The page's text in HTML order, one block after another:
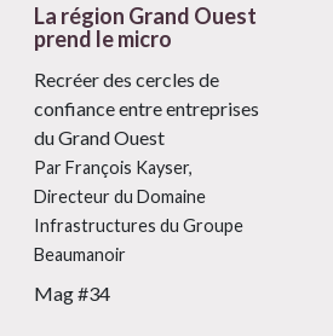
La région Grand Ouest
prend le micro
Recréer des cercles de
confiance entre entreprises
du Grand Ouest
Par François Kayser,
Directeur du Domaine
Infrastructures du Groupe
Beaumanoir
Mag #34